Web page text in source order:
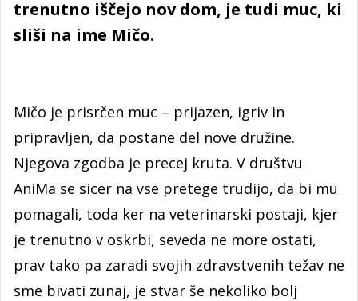
trenutno iščejo nov dom, je tudi muc, ki
sliši na ime Mičo.
Mičo je prisrčen muc – prijazen, igriv in
pripravljen, da postane del nove družine.
Njegova zgodba je precej kruta. V društvu
AniMa se sicer na vse pretege trudijo, da bi mu
pomagali, toda ker na veterinarski postaji, kjer
je trenutno v oskrbi, seveda ne more ostati,
prav tako pa zaradi svojih zdravstvenih težav ne
sme bivati zunaj, je stvar še nekoliko bolj